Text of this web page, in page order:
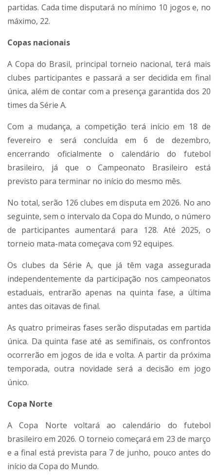
partidas. Cada time disputará no mínimo 10 jogos e, no
máximo, 22.
Copas nacionais
A Copa do Brasil, principal torneio nacional, terá mais
clubes participantes e passará a ser decidida em final
única, além de contar com a presença garantida dos 20
times da Série A.
Com a mudança, a competição terá início em 18 de
fevereiro e será concluída em 6 de dezembro,
encerrando oficialmente o calendário do futebol
brasileiro, já que o Campeonato Brasileiro está
previsto para terminar no início do mesmo mês.
No total, serão 126 clubes em disputa em 2026. No ano
seguinte, sem o intervalo da Copa do Mundo, o número
de participantes aumentará para 128. Até 2025, o
torneio mata-mata começava com 92 equipes.
Os clubes da Série A, que já têm vaga assegurada
independentemente da participação nos campeonatos
estaduais, entrarão apenas na quinta fase, a última
antes das oitavas de final.
As quatro primeiras fases serão disputadas em partida
única. Da quinta fase até as semifinais, os confrontos
ocorrerão em jogos de ida e volta. A partir da próxima
temporada, outra novidade será a decisão em jogo
único.
Copa Norte
A Copa Norte voltará ao calendário do futebol
brasileiro em 2026. O torneio começará em 23 de março
e a final está prevista para 7 de junho, pouco antes do
início da Copa do Mundo.